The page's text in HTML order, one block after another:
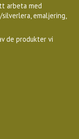
arbeta med
emaljering,
de produkter vi